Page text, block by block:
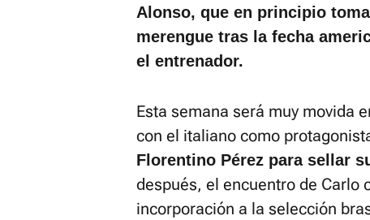
Alonso, que en principio
merengue tras la fecha
el entrenador.
Esta semana será muy movida
con el italiano como
Florentino Pérez para sellar
después, el encuentro de Carlo
incorporación a la selección